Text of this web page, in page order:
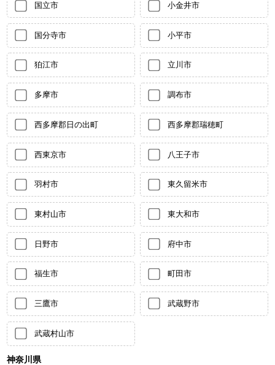
国立市 小金井市
国分寺市 小平市
狛江市 立川市
多摩市 調布市
西多摩郡日の出町 西多摩郡瑞穂町
西東京市 八王子市
羽村市 東久留米市
東村山市 東大和市
日野市 府中市
福生市 町田市
三鷹市 武蔵野市
武蔵村山市
神奈川県